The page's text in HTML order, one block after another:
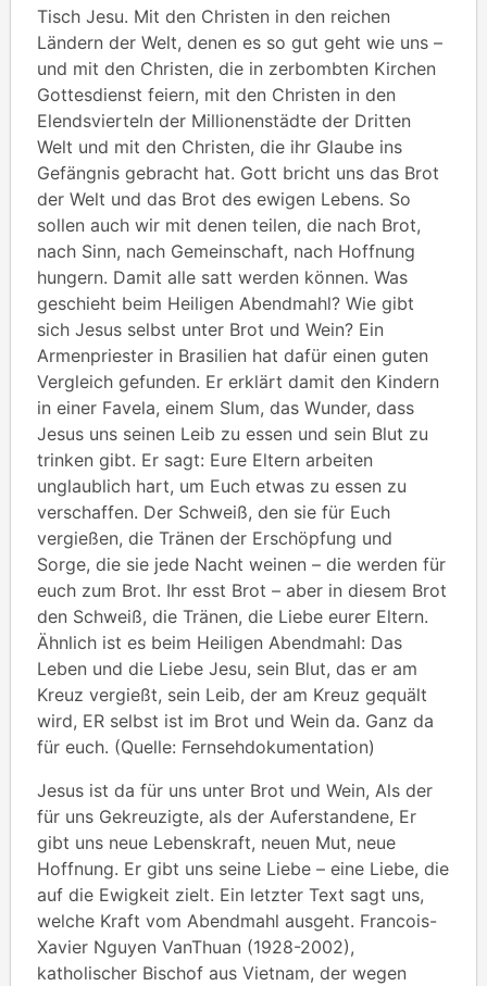
Tisch Jesu. Mit den Christen in den reichen
Ländern der Welt, denen es so gut geht wie uns –
und mit den Christen, die in zerbombten Kirchen
Gottesdienst feiern, mit den Christen in den
Elendsvierteln der Millionenstädte der Dritten
Welt und mit den Christen, die ihr Glaube ins
Gefängnis gebracht hat. Gott bricht uns das Brot
der Welt und das Brot des ewigen Lebens. So
sollen auch wir mit denen teilen, die nach Brot,
nach Sinn, nach Gemeinschaft, nach Hoffnung
hungern. Damit alle satt werden können. Was
geschieht beim Heiligen Abendmahl? Wie gibt
sich Jesus selbst unter Brot und Wein? Ein
Armenpriester in Brasilien hat dafür einen guten
Vergleich gefunden. Er erklärt damit den Kindern
in einer Favela, einem Slum, das Wunder, dass
Jesus uns seinen Leib zu essen und sein Blut zu
trinken gibt. Er sagt: Eure Eltern arbeiten
unglaublich hart, um Euch etwas zu essen zu
verschaffen. Der Schweiß, den sie für Euch
vergießen, die Tränen der Erschöpfung und
Sorge, die sie jede Nacht weinen – die werden für
euch zum Brot. Ihr esst Brot – aber in diesem Brot
den Schweiß, die Tränen, die Liebe eurer Eltern.
Ähnlich ist es beim Heiligen Abendmahl: Das
Leben und die Liebe Jesu, sein Blut, das er am
Kreuz vergießt, sein Leib, der am Kreuz gequält
wird, ER selbst ist im Brot und Wein da. Ganz da
für euch. (Quelle: Fernsehdokumentation)
Jesus ist da für uns unter Brot und Wein, Als der
für uns Gekreuzigte, als der Auferstandene, Er
gibt uns neue Lebenskraft, neuen Mut, neue
Hoffnung. Er gibt uns seine Liebe – eine Liebe, die
auf die Ewigkeit zielt. Ein letzter Text sagt uns,
welche Kraft vom Abendmahl ausgeht. Francois-
Xavier Nguyen VanThuan (1928-2002),
katholischer Bischof aus Vietnam, der wegen